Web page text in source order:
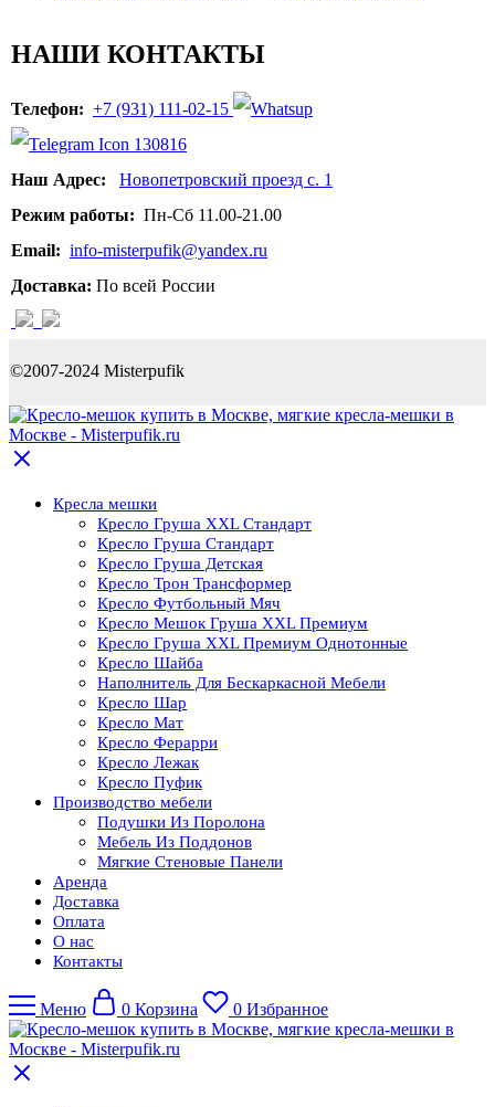
НАШИ КОНТАКТЫ
Телефон: +7 (931) 111-02-15
Наш Адрес: Новопетровский проезд с. 1
Режим работы: Пн-Сб 11.00-21.00
Email: info-misterpufik@yandex.ru
Доставка: По всей России
©2007-2024 Misterpufik
Кресла мешки
Кресло Груша XXL Стандарт
Кресло Груша Cтандарт
Кресло Груша Детская
Кресло Трон Трансформер
Кресло Футбольный Мяч
Кресло Мешок Груша XXL Премиум
Кресло Груша XXL Премиум Однотонные
Кресло Шайба
Наполнитель Для Бескаркасной Мебели
Кресло Шар
Кресло Мат
Кресло Ферарри
Кресло Лежак
Кресло Пуфик
Производство мебели
Подушки Из Поролона
Мебель Из Поддонов
Мягкие Стеновые Панели
Аренда
Доставка
Оплата
О нас
Контакты
Меню 0 Корзина 0 Избранное